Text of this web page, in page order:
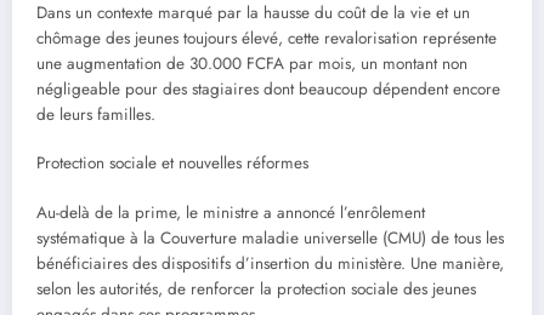
Dans un contexte marqué par la hausse du coût de la vie et un
chômage des jeunes toujours élevé, cette revalorisation représente
une augmentation de 30.000 FCFA par mois, un montant non
négligeable pour des stagiaires dont beaucoup dépendent encore
de leurs familles.
Protection sociale et nouvelles réformes
Au-delà de la prime, le ministre a annoncé l’enrôlement
systématique à la Couverture maladie universelle (CMU) de tous les
bénéficiaires des dispositifs d’insertion du ministère. Une manière,
selon les autorités, de renforcer la protection sociale des jeunes